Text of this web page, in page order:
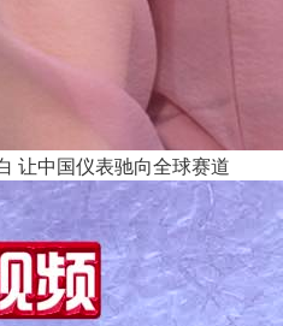
让中国仪表驰向全球赛道